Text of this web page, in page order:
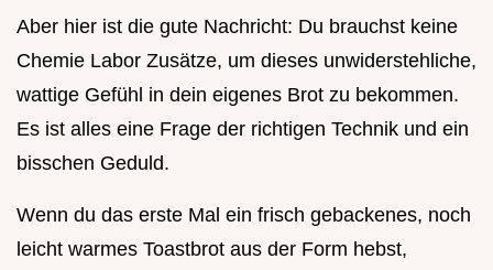
Aber hier ist die gute Nachricht: Du brauchst keine
Chemie Labor Zusätze, um dieses unwiderstehliche,
wattige Gefühl in dein eigenes Brot zu bekommen.
Es ist alles eine Frage der richtigen Technik und ein
bisschen Geduld.
Wenn du das erste Mal ein frisch gebackenes, noch
leicht warmes Toastbrot aus der Form hebst,